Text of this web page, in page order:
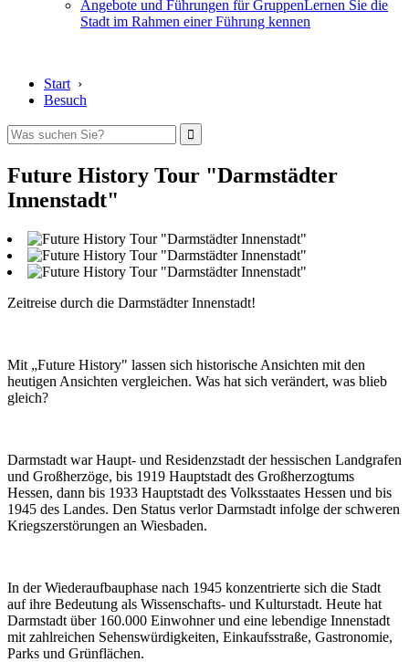
Angebote und Führungen für GruppenLernen Sie die
Stadt im Rahmen einer Führung kennen
Start ›
Besuch
Future History Tour "Darmstädter
Innenstadt"
Zeitreise durch die Darmstädter Innenstadt!
Mit „Future History" lassen sich historische Ansichten mit den
heutigen Ansichten vergleichen. Was hat sich verändert, was blieb
gleich?
Darmstadt war Haupt- und Residenzstadt der hessischen Landgrafen
und Großherzöge, bis 1919 Hauptstadt des Großherzogtums
Hessen, dann bis 1933 Hauptstadt des Volksstaates Hessen und bis
1945 des Landes. Den Status verlor Darmstadt infolge der schweren
Kriegszerstörungen an Wiesbaden.
In der Wiederaufbauphase nach 1945 konzentrierte sich die Stadt
auf ihre Bedeutung als Wissenschafts- und Kulturstadt. Heute hat
Darmstadt über 160.000 Einwohner und eine lebendige Innenstadt
mit zahlreichen Sehenswürdigkeiten, Einkaufsstraße, Gastronomie,
Parks und Grünflächen.